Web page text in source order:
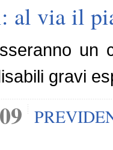
via il
gravi